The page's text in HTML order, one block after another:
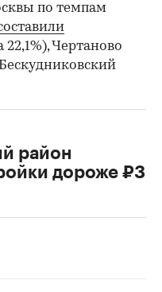
по темпам
Чертаново
район
дороже ₽3